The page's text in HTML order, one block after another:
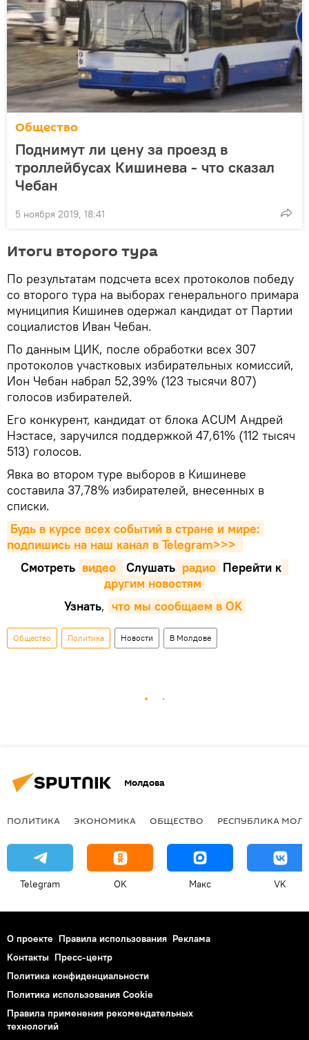
Общество
Поднимут ли цену за проезд в
троллейбусах Кишинева - что сказал
Чебан
5 ноября 2019, 18:41
Итоги второго тура
По результатам подсчета всех протоколов победу
со второго тура на выборах генерального примара
муниципия Кишинев одержал кандидат от Партии
социалистов Иван Чебан.
По данным ЦИК, после обработки всех 307
протоколов участковых избирательных комиссий,
Ион Чебан набрал 52,39% (123 тысячи 807)
голосов избирателей.
Его конкурент, кандидат от блока ACUM Андрей
Нэстасе, заручился поддержкой 47,61% (112 тысяч
513) голосов.
Явка во втором туре выборов в Кишиневе
составила 37,78% избирателей, внесенных в
списки.
Будь в курсе всех событий в стране и мире:
подпишись на наш канал в Telegram>>>
Смотреть видео Cлушать радио Перейти к
другим новостям
Узнать, что мы сообщаем в OK
Общество Политика Новости В Молдове
Молдова
ПОЛИТИКА ЭКОНОМИКА ОБЩЕСТВО РЕСПУБЛИКА
Telegram OK Макс VK
О проекте Правила использования Реклама
Контакты Пресс-центр
Политика конфиденциальности
Политика использования Cookie
Правила применения рекомендательных
технологий